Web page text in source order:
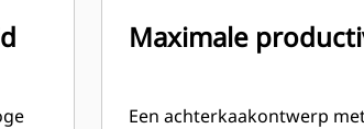
Maximale
Een achterkaakontwerp